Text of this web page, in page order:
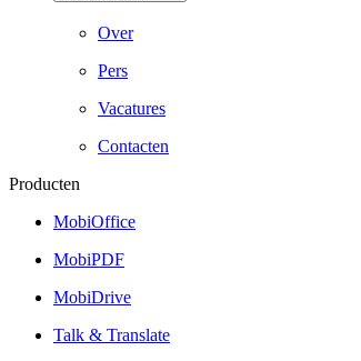
Over
Pers
Vacatures
Contacten
Producten
MobiOffice
MobiPDF
MobiDrive
Talk & Translate